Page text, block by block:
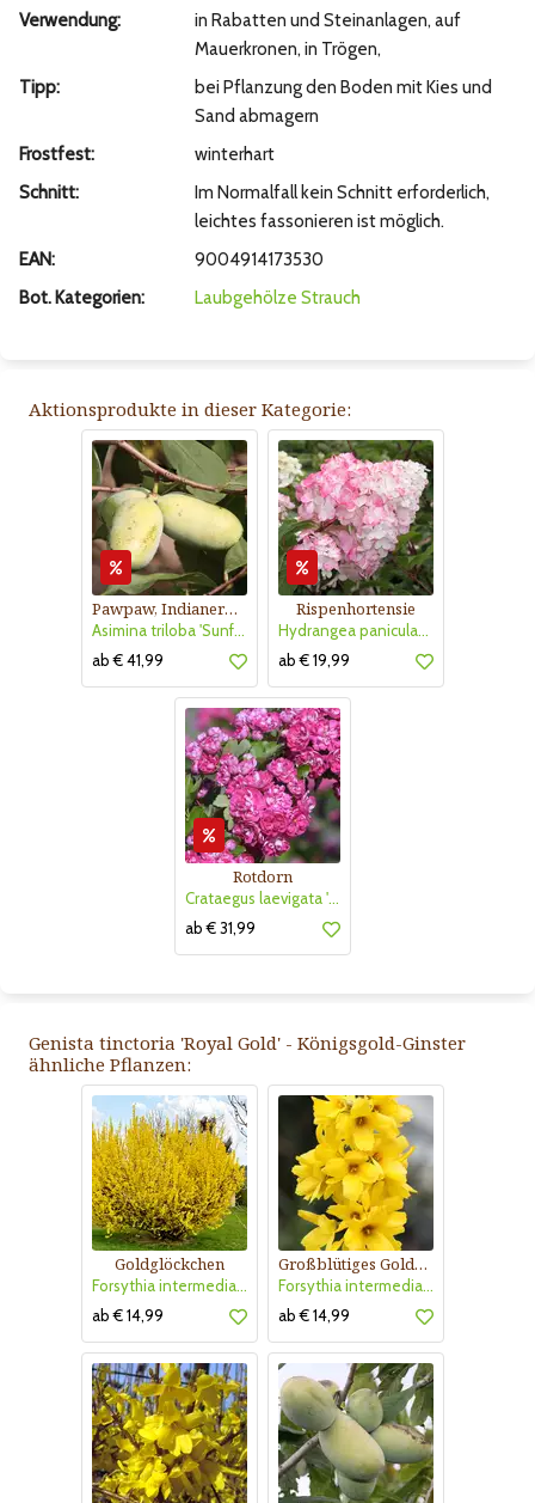
Verwendung:
in Rabatten und Steinanlagen, auf
Mauerkronen, in Trögen,
Tipp:
bei Pflanzung den Boden mit Kies und
Sand abmagern
Frostfest:
winterhart
Schnitt:
Im Normalfall kein Schnitt erforderlich,
leichtes fassonieren ist möglich.
EAN:
9004914173530
Bot. Kategorien:
Laubgehölze Strauch
Aktionsprodukte in dieser Kategorie:
Pawpaw, Indianerbanane
Asimina triloba 'Sunflower'
ab € 41,99
Rispenhortensie
Hydrangea paniculata 'Vanille Fraise'
ab € 19,99
Rotdorn
Crataegus laevigata 'Pauls Scarlet'
ab € 31,99
Genista tinctoria 'Royal Gold' - Königsgold-Ginster
ähnliche Pflanzen:
Goldglöckchen
Forsythia intermedia 'Lynwood'
ab € 14,99
Großblütiges Goldglöckchen
Forsythia intermedia 'Goldrausch'
ab € 14,99